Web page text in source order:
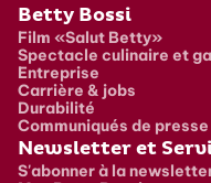
Pied de page
Betty Bossi
Film «Salut Betty»
Spectacle culinaire et
Entreprise
Carrière & jobs
Durabilité
Communiqués de presse
Newsletter et
S'abonner à la